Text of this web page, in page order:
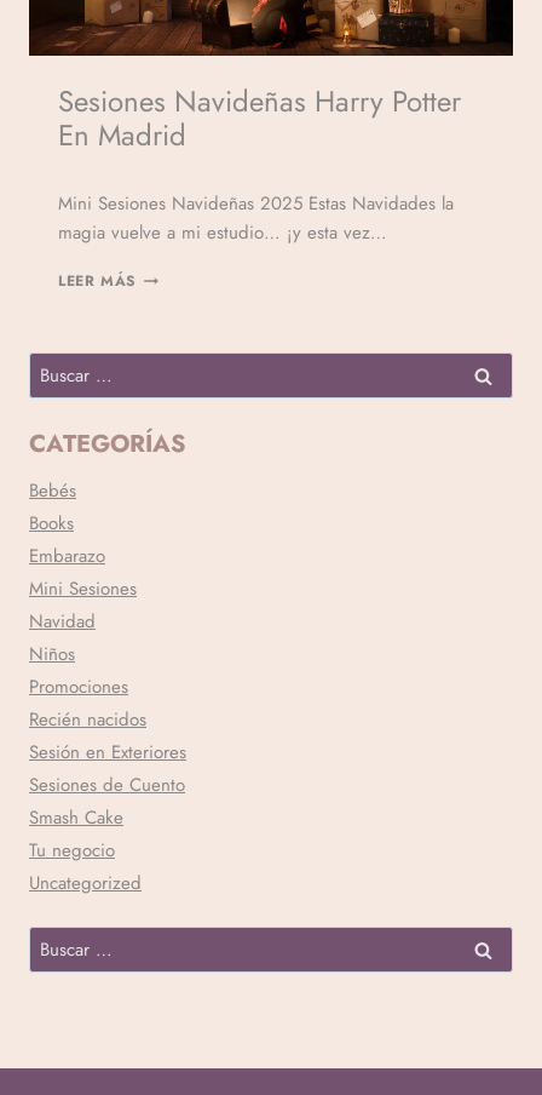
Sesiones Navideñas Harry Potter
En Madrid
Veronicamulio
Mini Sesiones Navideñas 2025 Estas Navidades la
magia vuelve a mi estudio… ¡y esta vez…
LEER MÁS
CATEGORÍAS
Bebés
Books
Embarazo
Mini Sesiones
Navidad
Niños
Promociones
Recién nacidos
Sesión en Exteriores
Sesiones de Cuento
Smash Cake
Tu negocio
Uncategorized